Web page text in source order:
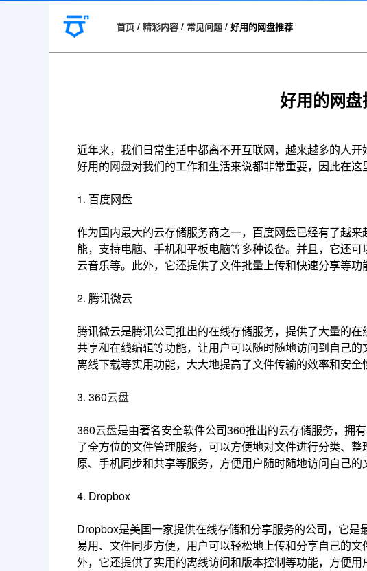
首页 / 精彩内容 / 常见问题 / 好用的网盘推荐
好用的网
近年来，我们日常生活中都离不开互联网，越来越多的人开
好用的网盘对我们的工作和生活来说都非常重要，因此在
1. 百度网盘
作为国内最大的云存储服务商之一，百度网盘已经有了越
能，支持电脑、手机和平板电脑等多种设备。并且，它还
云音乐等。此外，它还提供了文件批量上传和快速分享等功
2. 腾讯微云
腾讯微云是腾讯公司推出的在线存储服务，提供了大量的
共享和在线编辑等功能，让用户可以随时随地访问到自己
离线下载等实用功能，大大地提高了文件传输的效率和安全
3. 360云盘
360云盘是由著名安全软件公司360推出的云存储服务，拥
了全方位的文件管理服务，可以方便地对文件进行分类、
原、手机同步和共享等服务，方便用户随时随地访问自己的
4. Dropbox
Dropbox是美国一家提供在线存储和分享服务的公司，它
易用、文件同步方便，用户可以轻松地上传和分享自己的
外，它还提供了实用的离线访问和版本控制等功能，方便用